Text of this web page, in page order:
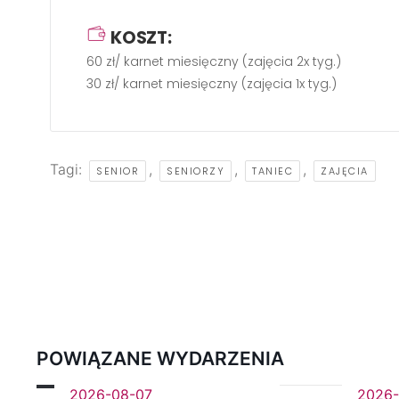
KOSZT:
60 zł/ karnet miesięczny (zajęcia 2x tyg.)
30 zł/ karnet miesięczny (zajęcia 1x tyg.)
Tagi: SENIOR , SENIORZY , TANIEC , ZAJĘCIA
POWIĄZANE WYDARZENIA
2026-08-07